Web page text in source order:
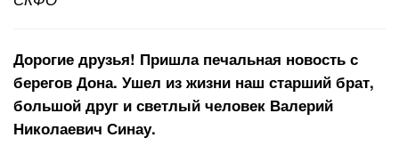
Дорогие друзья! Пришла печальная новость с
берегов Дона. Ушел из жизни наш старший брат,
большой друг и светлый человек Валерий
Николаевич Синау.